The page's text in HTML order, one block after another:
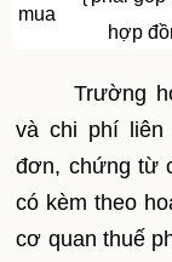
mua
hợp
Trường
và chi phí liên
đơn, chứng từ
có kèm theo
cơ quan thuế